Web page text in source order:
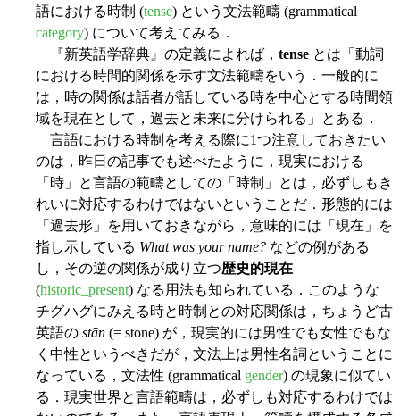
語における時制 (tense) という文法範疇 (grammatical
category) について考えてみる．
『新英語学辞典』の定義によれば， tense とは「動詞
における時間的関係を示す文法範疇をいう．一般的に
は，時の関係は話者が話している時を中心とする時間領
域を現在として，過去と未来に分けられる」とある．
言語における時制を考える際に1つ注意しておきたい
のは，昨日の記事でも述べたように，現実における
「時」と言語の範疇としての「時制」とは，必ずしもき
れいに対応するわけではないということだ．形態的には
「過去形」を用いておきながら，意味的には「現在」を
指し示している What was your name? などの例がある
し，その逆の関係が成り立つ歴史的現在
(historic_present) なる用法も知られている．このような
チグハグにみえる時と時制との対応関係は，ちょうど古
英語の stān (= stone) が，現実的には男性でも女性でもな
く中性というべきだが，文法上は男性名詞ということに
なっている，文法性 (grammatical gender) の現象に似てい
る．現実世界と言語範疇は，必ずしも対応するわけでは